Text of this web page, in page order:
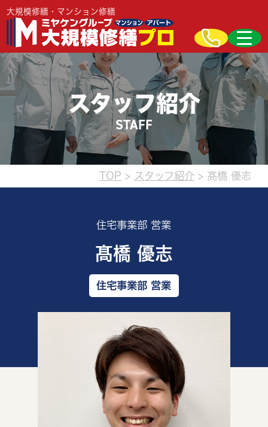
大規模修繕・マンション修繕
スタッフ紹介
STAFF
TOP > スタッフ紹介 > 髙橋 優志
住宅事業部 営業
髙橋 優志
住宅事業部 営業